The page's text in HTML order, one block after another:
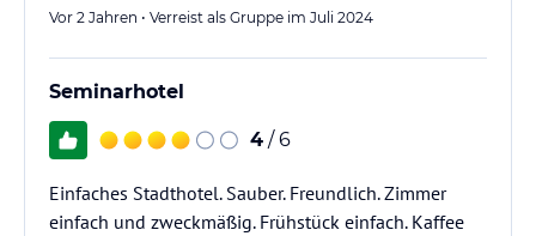
Vor 2 Jahren • Verreist als Gruppe im Juli 2024
Seminarhotel
4 / 6
Einfaches Stadthotel. Sauber. Freundlich. Zimmer
einfach und zweckmäßig. Frühstück einfach. Kaffee